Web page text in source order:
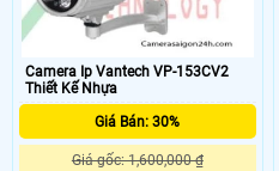
Camera Ip Vantech VP-153CV2
Thiết Kế Nhựa
Giá Bán: 30%
Giá gốc: 1,600,000 ₫